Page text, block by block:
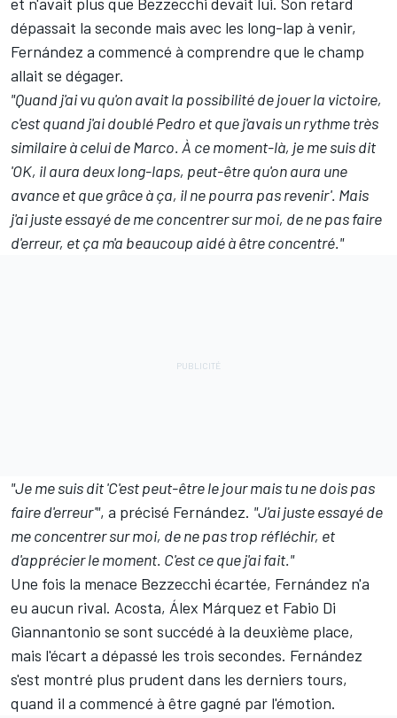
dépassait la seconde mais avec les long-lap à venir,
Fernández a commencé à comprendre que le champ
allait se dégager.
"Quand j'ai vu qu'on avait la possibilité de jouer la victoire,
c'est quand j'ai doublé Pedro et que j'avais un rythme très
similaire à celui de Marco. À ce moment-là, je me suis dit
'OK, il aura deux long-laps, peut-être qu'on aura une
avance et que grâce à ça, il ne pourra pas revenir'. Mais
j'ai juste essayé de me concentrer sur moi, de ne pas faire
d'erreur, et ça m'a beaucoup aidé à être concentré."
"Je me suis dit 'C'est peut-être le jour mais tu ne dois pas
faire d'erreur'", a précisé Fernández. "J'ai juste essayé de
me concentrer sur moi, de ne pas trop réfléchir, et
d'apprécier le moment. C'est ce que j'ai fait."
Une fois la menace Bezzecchi écartée, Fernández n'a
eu aucun rival. Acosta, Álex Márquez et Fabio Di
Giannantonio se sont succédé à la deuxième place,
mais l'écart a dépassé les trois secondes. Fernández
s'est montré plus prudent dans les derniers tours,
quand il a commencé à être gagné par l'émotion.